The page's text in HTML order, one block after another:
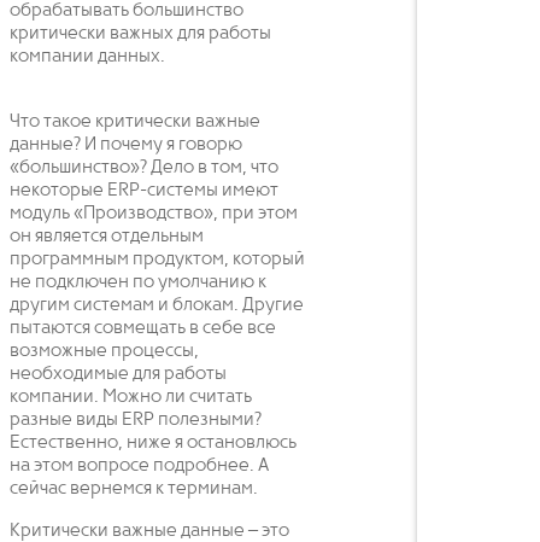
обрабатывать большинство
критически важных для работы
компании данных.
Что такое критически важные
данные? И почему я говорю
«большинство»? Дело в том, что
некоторые ERP-системы имеют
модуль «Производство», при этом
он является отдельным
программным продуктом, который
не подключен по умолчанию к
другим системам и блокам. Другие
пытаются совмещать в себе все
возможные процессы,
необходимые для работы
компании. Можно ли считать
разные виды ERP полезными?
Естественно, ниже я остановлюсь
на этом вопросе подробнее. А
сейчас вернемся к терминам.
Критически важные данные – это